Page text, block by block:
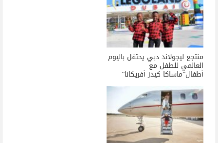
منتجع ليجولاند دبي يحتفل باليوم
العالمي للطفل مع
أطفال”ماساكا كيدز أفريكانا”